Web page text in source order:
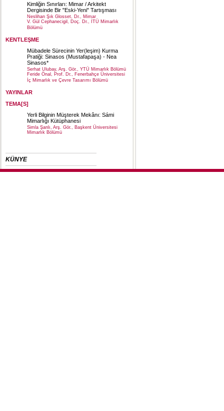
Kimliğin Sınırları: Mimar / Arkitekt
Dergisinde Bir "Eski-Yeni" Tartışması
Neslihan Şık Glosset, Dr., Mimar
V. Gül Cephanecigil, Doç. Dr., İTÜ Mimarlık
Bölümü
KENTLEŞME
Mübadele Sürecinin Yer(leşim) Kurma
Pratiği: Sinasos (Mustafapaşa) - Nea
Sinasos*
Serhat Ulubay, Arş. Gör., YTÜ Mimarlık Bölümü
Feride Önal, Prof. Dr., Fenerbahçe Üniversitesi
İç Mimarlık ve Çevre Tasarımı Bölümü
YAYINLAR
TEMA[S]
Yerli Bilginin Müşterek Mekânı: Sámi
Mimarlığı Kütüphanesi
Simla Şanlı, Arş. Gör., Başkent Üniversitesi
Mimarlık Bölümü
KÜNYE